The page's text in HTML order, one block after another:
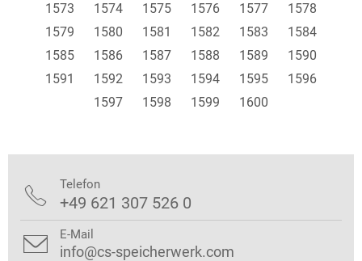
1573
1574 1575 1576 1577
1578
1579
1580 1581 1582 1583
1584
1585
1586 1587 1588 1589
1590
1591
1592 1593 1594 1595
1596
1597
1598 1599 1600
 Telefon
+49 621 307 526 0
 E-Mail
info@cs-speicherwerk.com